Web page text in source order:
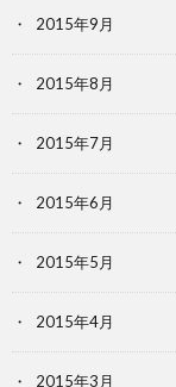
2015年9月
2015年8月
2015年7月
2015年6月
2015年5月
2015年4月
2015年3月